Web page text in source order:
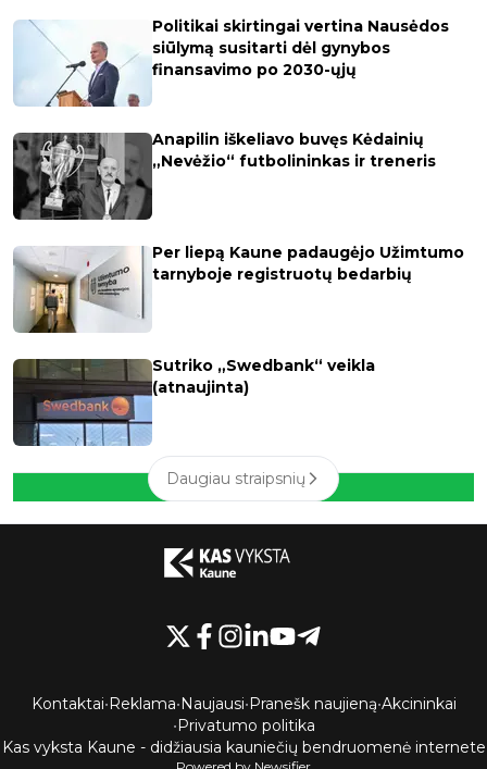
Politikai skirtingai vertina Nausėdos
siūlymą susitarti dėl gynybos
finansavimo po 2030-ųjų
Anapilin iškeliavo buvęs Kėdainių
„Nevėžio“ futbolininkas ir treneris
Per liepą Kaune padaugėjo Užimtumo
tarnyboje registruotų bedarbių
Sutriko „Swedbank“ veikla
(atnaujinta)
Daugiau straipsnių
Kontaktai•Reklama•Naujausi•Pranešk naujieną•Akcininkai
•Privatumo politika
Kas vyksta Kaune - didžiausia kauniečių bendruomenė internete